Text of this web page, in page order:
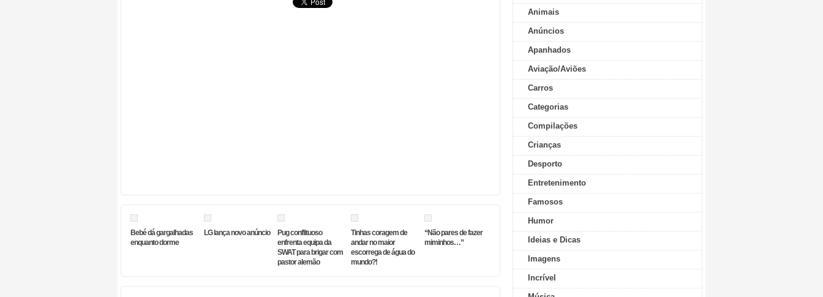
Bebé dá gargalhadas
enquanto dorme
LG lança novo anúncio
Pug conflituoso
enfrenta equipa da
SWAT para brigar com
pastor alemão
Tinhas coragem de
andar no maior
escorrega de água do
mundo?!
“Não pares de fazer
miminhos…”
Animais
Anúncios
Apanhados
Aviação/Aviões
Carros
Categorias
Compilações
Crianças
Desporto
Entretenimento
Famosos
Humor
Ideias e Dicas
Imagens
Incrível